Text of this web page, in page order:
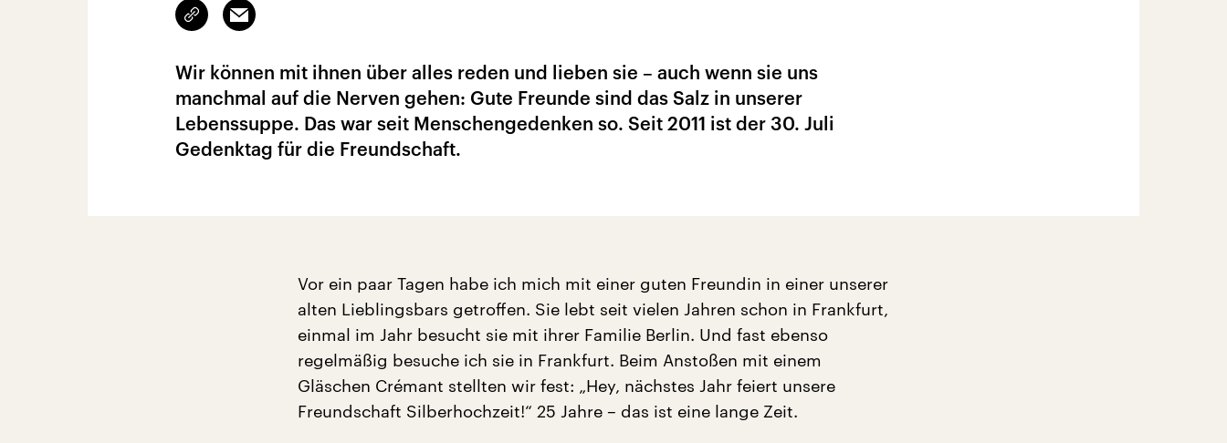
Link
kopieren/teilen
Email
Wir können mit ihnen über alles reden und lieben sie – auch wenn sie uns
manchmal auf die Nerven gehen: Gute Freunde sind das Salz in unserer
Lebenssuppe. Das war seit Menschengedenken so. Seit 2011 ist der 30. Juli
Gedenktag für die Freundschaft.
Vor ein paar Tagen habe ich mich mit einer guten Freundin in einer unserer
alten Lieblingsbars getroffen. Sie lebt seit vielen Jahren schon in Frankfurt,
einmal im Jahr besucht sie mit ihrer Familie Berlin. Und fast ebenso
regelmäßig besuche ich sie in Frankfurt. Beim Anstoßen mit einem
Gläschen Crémant stellten wir fest: „Hey, nächstes Jahr feiert unsere
Freundschaft Silberhochzeit!“ 25 Jahre – das ist eine lange Zeit.